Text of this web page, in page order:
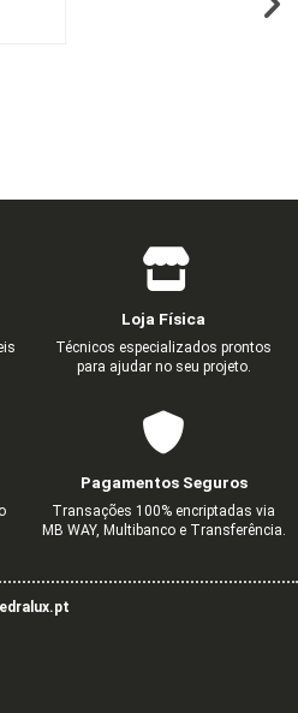
Loja Física
Técnicos especializados prontos
para ajudar no seu projeto.
Pagamentos Seguros
Transações 100% encriptadas via
MB WAY, Multibanco e Transferência.